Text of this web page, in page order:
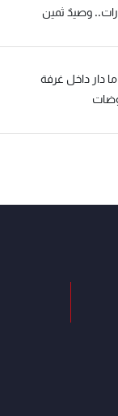
وصيدٌ ثمين
دار داخل غرفة